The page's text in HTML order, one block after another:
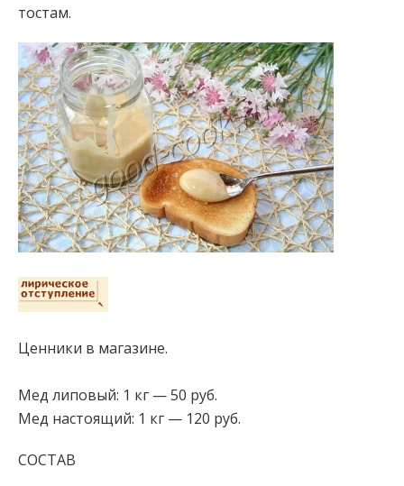
тостам.
Ценники в магазине.
Мед липовый: 1 кг — 50 руб.
Мед настоящий: 1 кг — 120 руб.
СОСТАВ